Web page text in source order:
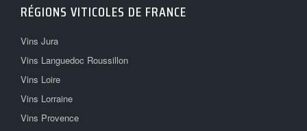
RÉGIONS VITICOLES DE FRANCE
Vins Jura
Vins Languedoc Roussillon
Vins Loire
Vins Lorraine
Vins Provence